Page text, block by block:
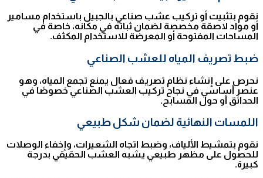
نقوم بتثبيت أو تركيب عشب صناعي بالجبيل باستخدام مسامير
أو مواد لاصقة مخصصة لضمان ثباته في مكانه، خاصة في
المساحات المفتوحة أو المعرضة للاستخدام المكثف.
ضبط تصريف المياه للعشب الصناعي
نحرص على إنشاء نظام تصريف فعال يمنع تجمع المياه، وهو
عنصر أساسي في نجاح تركيب العشب الصناعي خصوصًا في
الحدائق أو حول المسابح.
اللمسات النهائية لضمان شكل طبيعي
نقوم بتمشيط الألياف، وضبط اتجاه الشعيرات، وإخفاء الوصلات
للحصول على مظهر طبيعي يشبه العشب الحقيقي بدرجة
كبيرة.